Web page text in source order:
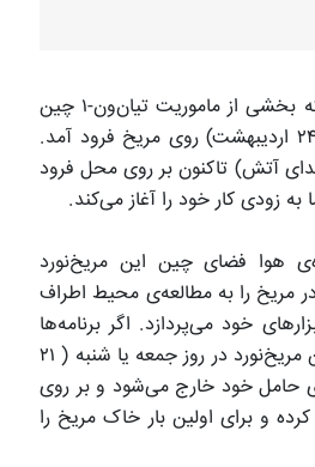
این ربات شش چرخی که بخشی از ماموریت تیان‌ون-۱ چین
بود عصر جمعه ۱۴ مه (۲۴ اردیبهشت) روی مریخ فرود آمد.
آتش) تاکنون بر روی محل فرود
زودی کار خود را آغاز می‌کند.
هوا فضای چین این مریخ‌نورد
مریخ را به مطالعه‌ی محیط اطراف
خود می‌پردازد. اگر برنامه‌ها
به درستی پیش برود این مریخ‌نورد در روز جمعه یا شنبه ( ۲۱
حامل خود خارج می‌شود و بر روی
و برای اولین بار خاک مریخ را